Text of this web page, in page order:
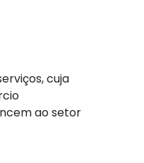
cuja
ao setor